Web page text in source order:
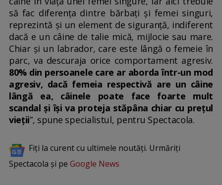
să fac diferența dintre bărbați și femei singuri,
reprezintă și un element de siguranță, indiferent
dacă e un câine de talie mică, mijlocie sau mare.
Chiar și un labrador, care este lângă o femeie în
parc, va descuraja orice comportament agresiv.
80% din persoanele care ar aborda într-un mod
agresiv, dacă femeia respectivă are un câine
lângă ea, câinele poate face foarte mult
scandal și își va proteja stăpâna chiar cu prețul
vieții”, spune specialistul, pentru Spectacola.
Fiți la curent cu ultimele noutăți. Urmăriți
Spectacola și pe Google News